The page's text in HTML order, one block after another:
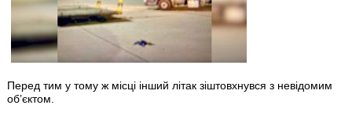
Перед тим у тому ж місці інший літак зіштовхнувся з невідомим
об’єктом.